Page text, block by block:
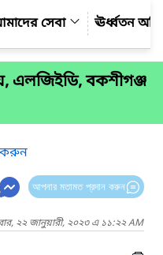
সেবা ঊর্ধ্বতন
এলজিইডি, বকশীগঞ্জ
করুন
আপনার মতামত প্রদান করুন
২২ জানুয়ারী, ২০২৩ এ ১১:২২ AM